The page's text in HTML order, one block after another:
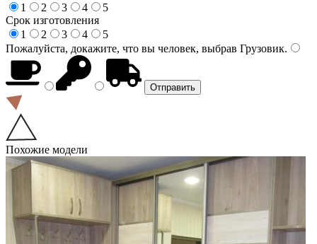
1
2 3 4
5
Срок изготовления
1
2 3 4
5
Пожалуйста, докажите, что вы человек, выбрав Грузовик.
Похожие модели